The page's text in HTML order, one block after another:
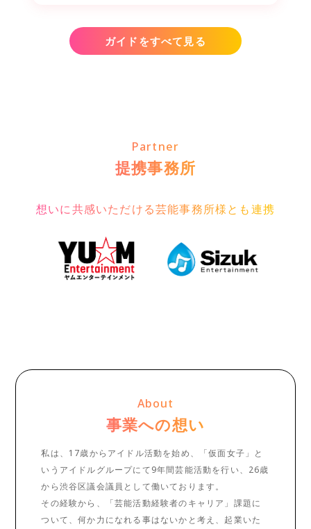
ガイドをすべて見る
Partner
提携事務所
想いに共感いただける芸能事務所様とも連携
About
事業への想い
私は、17歳からアイドル活動を始め、「仮面女子」と
いうアイドルグループにて9年間芸能活動を行い、26歳
から渋谷区議会議員として働いております。
その経験から、「芸能活動経験者のキャリア」課題に
ついて、何か力になれる事はないかと考え、起業いた